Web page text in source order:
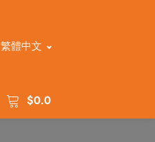
繁體中文
$0.0